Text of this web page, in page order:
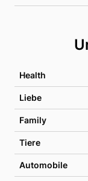
Health
Liebe
Family
Tiere
Automobile